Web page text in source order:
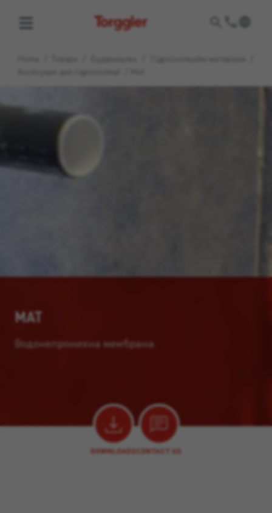
Torggler
MAT
Водонепроникна мембрана.
DOWNLOADSCONTACT US